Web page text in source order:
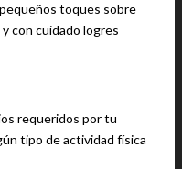
toques sobre
con cuidado logres
requeridos por tu
tipo de actividad física